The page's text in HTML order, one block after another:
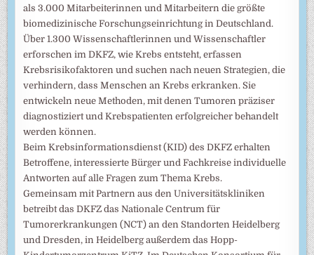
als 3.000 Mitarbeiterinnen und Mitarbeitern die größte
biomedizinische Forschungseinrichtung in Deutschland.
Über 1.300 Wissenschaftlerinnen und Wissenschaftler
erforschen im DKFZ, wie Krebs entsteht, erfassen
Krebsrisikofaktoren und suchen nach neuen Strategien, die
verhindern, dass Menschen an Krebs erkranken. Sie
entwickeln neue Methoden, mit denen Tumoren präziser
diagnostiziert und Krebspatienten erfolgreicher behandelt
werden können.
Beim Krebsinformationsdienst (KID) des DKFZ erhalten
Betroffene, interessierte Bürger und Fachkreise individuelle
Antworten auf alle Fragen zum Thema Krebs.
Gemeinsam mit Partnern aus den Universitätskliniken
betreibt das DKFZ das Nationale Centrum für
Tumorerkrankungen (NCT) an den Standorten Heidelberg
und Dresden, in Heidelberg außerdem das Hopp-